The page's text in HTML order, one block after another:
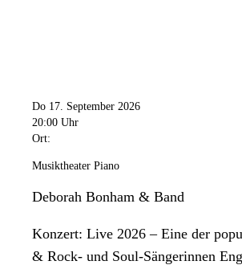
Do 17. September 2026
20:00 Uhr
Ort:
Musiktheater Piano
Deborah Bonham & Band
Konzert: Live 2026 – Eine der
& Rock- und Soul-Sängerinnen